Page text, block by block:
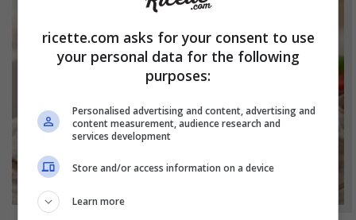
ricette.com asks for your consent to use
your personal data for the following
purposes:
Personalised advertising and content, advertising and
content measurement, audience research and
services development
Store and/or access information on a device
Learn more